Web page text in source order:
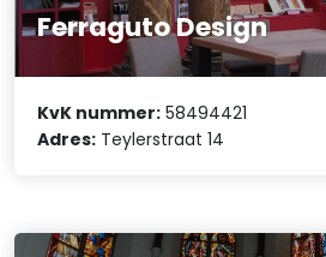
Ferraguto Design
KvK nummer: 58494421
Adres: Teylerstraat 14